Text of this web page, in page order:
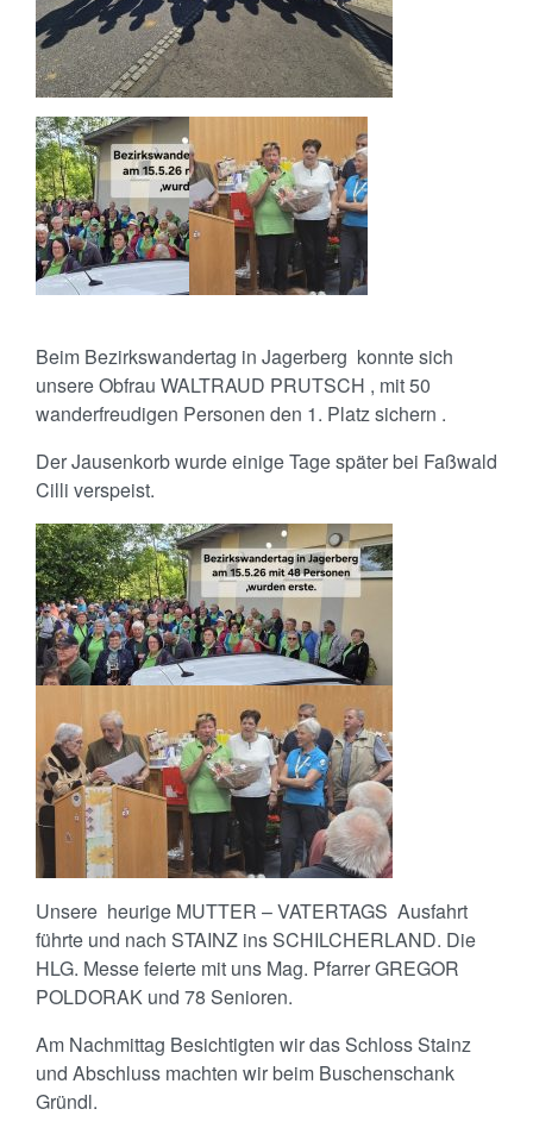
Beim Bezirkswandertag in Jagerberg konnte sich
unsere Obfrau WALTRAUD PRUTSCH , mit 50
wanderfreudigen Personen den 1. Platz sichern .
Der Jausenkorb wurde einige Tage später bei Faßwald
Cilli verspeist.
Unsere heurige MUTTER – VATERTAGS Ausfahrt
führte und nach STAINZ ins SCHILCHERLAND. Die
HLG. Messe feierte mit uns Mag. Pfarrer GREGOR
POLDORAK und 78 Senioren.
Am Nachmittag Besichtigten wir das Schloss Stainz
und Abschluss machten wir beim Buschenschank
Gründl.